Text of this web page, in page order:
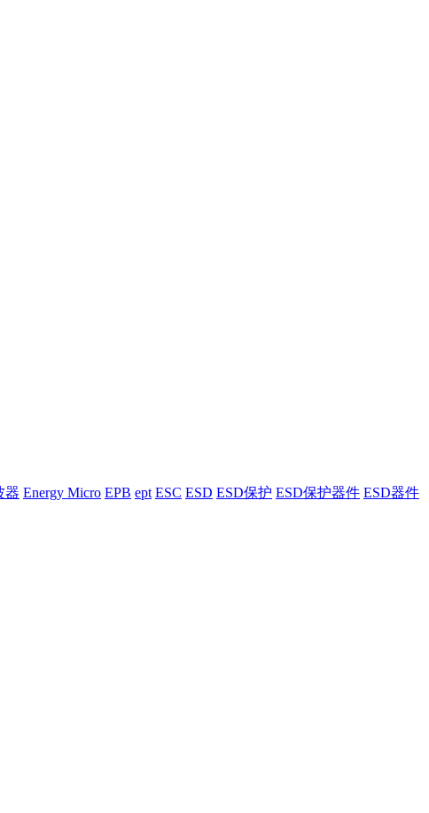
器 Energy Micro EPB ept ESC ESD ESD保护 ESD保护器件 ESD器件